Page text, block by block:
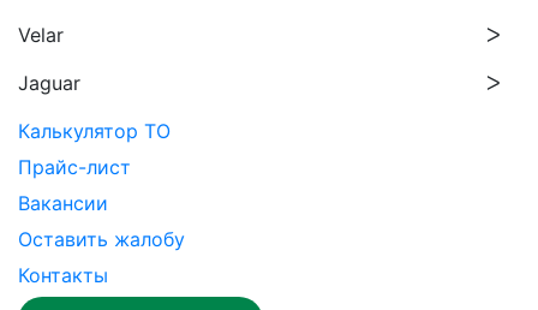
Velar
Jaguar
Калькулятор ТО
Прайс-лист
Вакансии
Оставить жалобу
Контакты